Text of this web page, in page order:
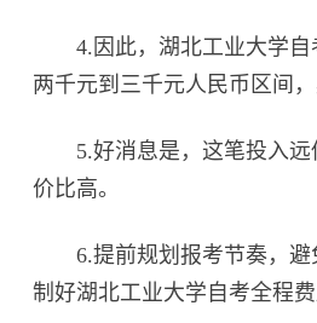
4.因此，湖北工业大学自
两千元到三千元人民币区间，
5.好消息是，这笔投入远
价比高。
6.提前规划报考节奏，避
制好湖北工业大学自考全程费